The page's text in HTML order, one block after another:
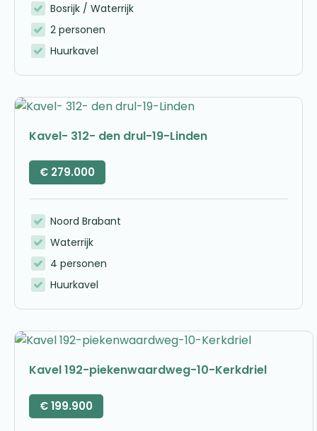
Bosrijk / Waterrijk
2 personen
Huurkavel
Kavel- 312- den drul-19-Linden
€ 279.000
Noord Brabant
Waterrijk
4 personen
Huurkavel
Kavel 192-piekenwaardweg-10-Kerkdriel
€199.900